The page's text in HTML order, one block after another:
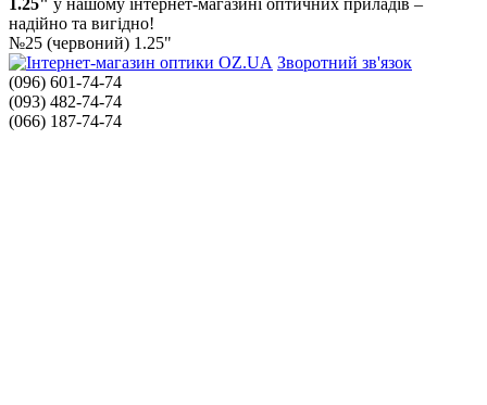
1.25" у нашому інтернет-магазині оптичних приладів –
надійно та вигідно!
№25 (червоний) 1.25"
Зворотний зв'язок
(096) 601-74-74
(093) 482-74-74
(066) 187-74-74